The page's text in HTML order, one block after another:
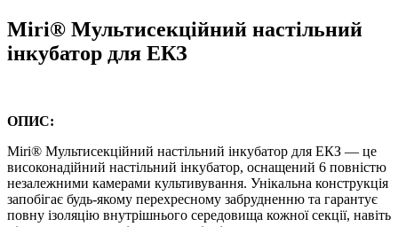
Miri® Мультисекційний настільний
інкубатор для ЕКЗ
ОПИС:
Miri® Мультисекційний настільний інкубатор для ЕКЗ — це
високонадійний настільний інкубатор, оснащений 6 повністю
незалежними камерами культивування. Унікальна конструкція
запобігає будь-якому перехресному забрудненню та гарантує
повну ізоляцію внутрішнього середовища кожної секції, навіть